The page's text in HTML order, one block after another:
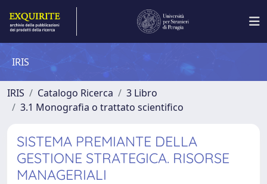
IRIS
IRIS Catalogo Ricerca
3 Libro
3.1 Monografia o trattato scientifico
SISTEMA PREMIANTE DELLA
GESTIONE STRATEGICA. RISORSE
MANAGERIALI